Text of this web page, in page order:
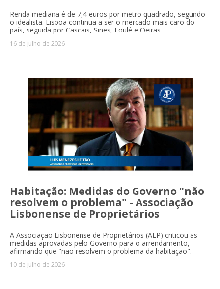
Renda mediana é de 7,4 euros por metro quadrado, segundo
o idealista. Lisboa continua a ser o mercado mais caro do
país, seguida por Cascais, Sines, Loulé e Oeiras.
16 de julho de 2026
Habitação: Medidas do Governo "não
resolvem o problema" - Associação
Lisbonense de Proprietários
A Associação Lisbonense de Proprietários (ALP) criticou as
medidas aprovadas pelo Governo para o arrendamento,
afirmando que "não resolvem o problema da habitação".
10 de julho de 2026